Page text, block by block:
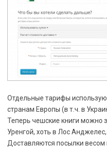
Отдельные тарифы
странам Европы (в т.ч. в
Теперь чешские книги можно
Уренгой, хоть в Лос
Доставляются посылки весом